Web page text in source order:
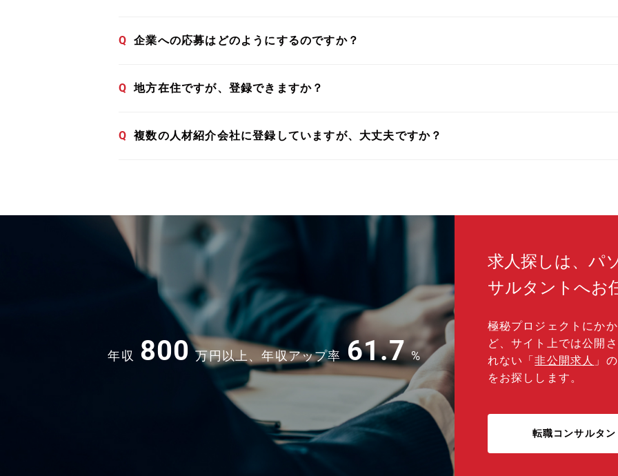
Q 企業への応募はどのようにするのですか？
Q 地方在住ですが、登録できますか？
Q 複数の人材紹介会社に登録していますが、大丈夫ですか？
年収 800 万円以上、年収アップ率 61.7 %
求人探しは、パ
サルタントへお
極秘プロジェクトにか
ど、サイト上では公開
れない「非公開求人 」
をお探しします。
転職コンサルタ